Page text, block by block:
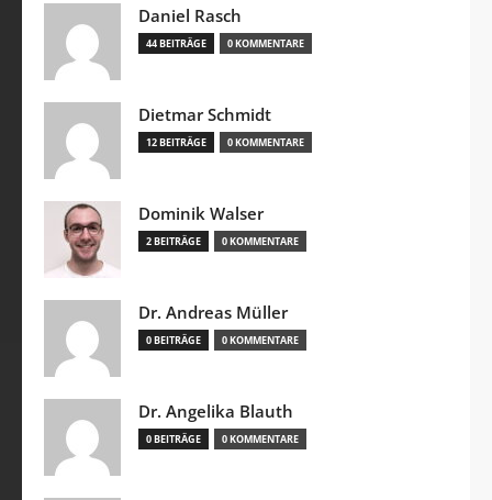
Daniel Rasch
44 BEITRÄGE 0 KOMMENTARE
Dietmar Schmidt
12 BEITRÄGE 0 KOMMENTARE
Dominik Walser
2 BEITRÄGE 0 KOMMENTARE
Dr. Andreas Müller
0 BEITRÄGE 0 KOMMENTARE
Dr. Angelika Blauth
0 BEITRÄGE 0 KOMMENTARE